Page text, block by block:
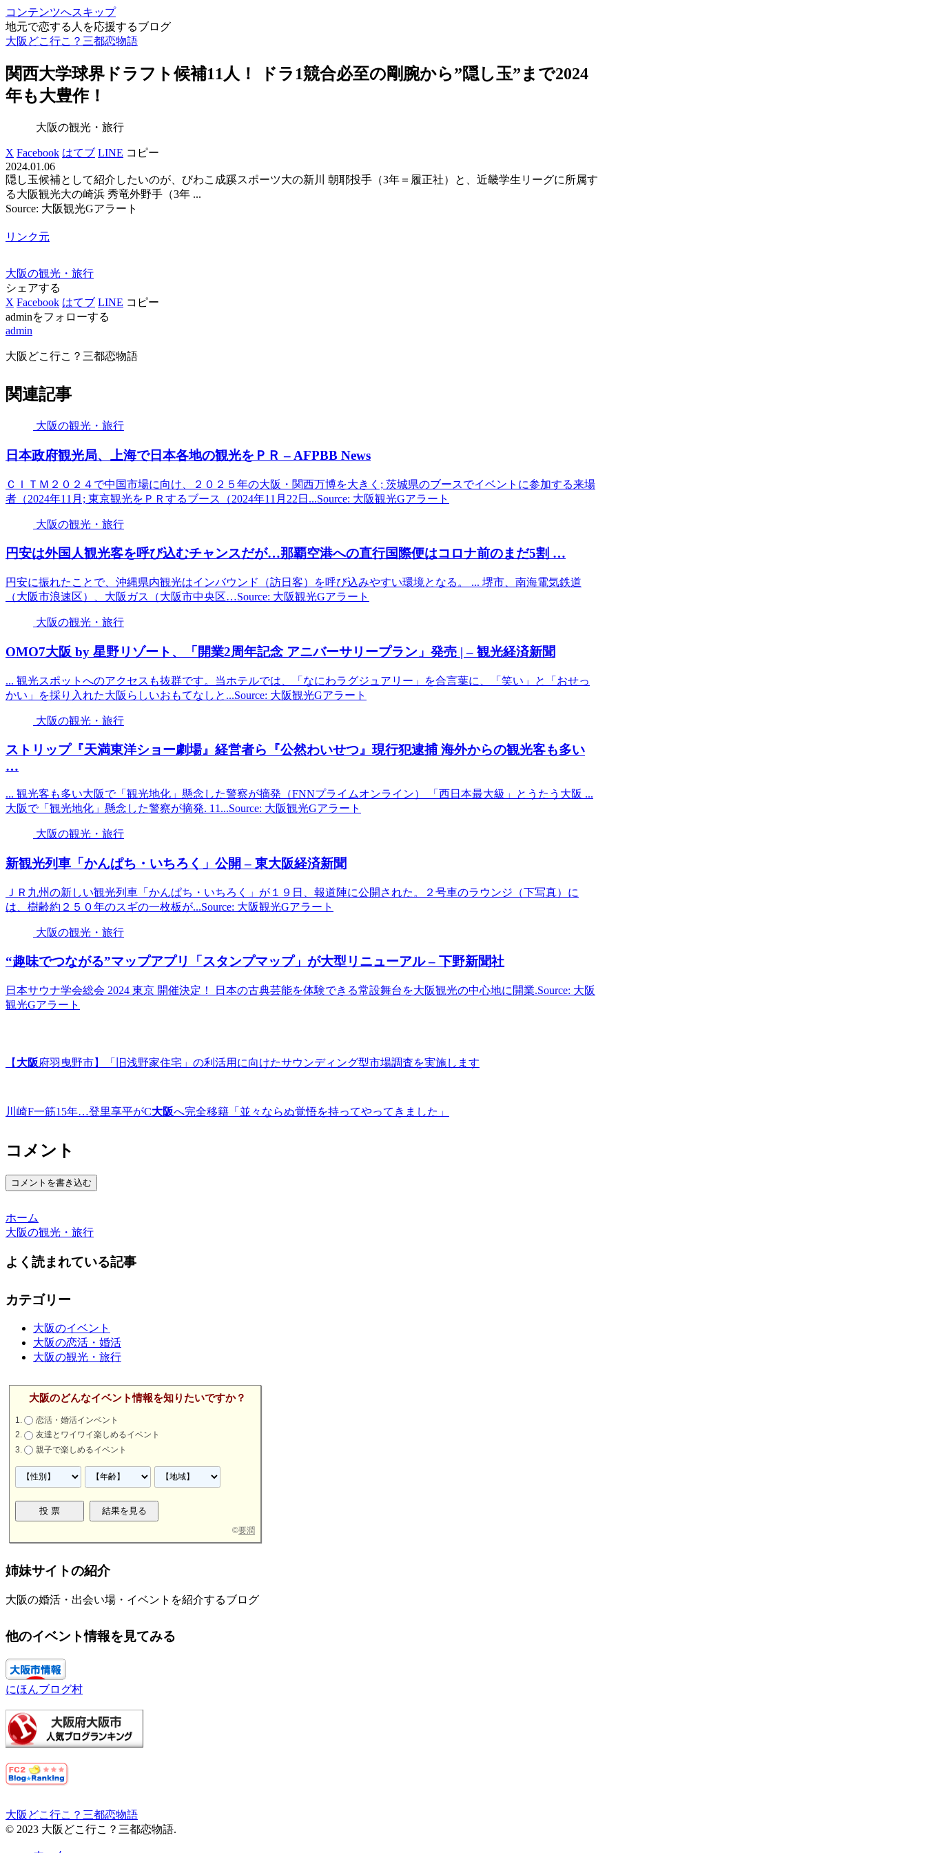
コンテンツへスキップ
地元で恋する人を応援するブログ
大阪どこ行こ？三都恋物語
関西大学球界ドラフト候補11人！ ドラ1競合必至の剛腕から”隠し玉”まで2024
年も大豊作！
大阪の観光・旅行
X Facebook はてブ LINE コピー
2024.01.06
隠し玉候補として紹介したいのが、びわこ成蹊スポーツ大の新川 朝耶投手（3年＝履正社）と、近畿学生リーグに所属す
る大阪観光大の崎浜 秀竜外野手（3年 ...
Source: 大阪観光Gアラート
リンク元
大阪の観光・旅行
シェアする
X Facebook はてブ LINE コピー
adminをフォローする
admin
大阪どこ行こ？三都恋物語
関連記事
大阪の観光・旅行
日本政府観光局、上海で日本各地の観光をＰＲ – AFPBB News
ＣＩＴＭ２０２４で中国市場に向け、２０２５年の大阪・関西万博を大きく; 茨城県のブースでイベントに参加する来場
者（2024年11月; 東京観光をＰＲするブース（2024年11月22日...Source: 大阪観光Gアラート
大阪の観光・旅行
円安は外国人観光客を呼び込むチャンスだが…那覇空港への直行国際便はコロナ前のまだ5割 …
円安に振れたことで、沖縄県内観光はインバウンド（訪日客）を呼び込みやすい環境となる。 ... 堺市、南海電気鉄道
（大阪市浪速区）、大阪ガス（大阪市中央区…Source: 大阪観光Gアラート
大阪の観光・旅行
OMO7大阪 by 星野リゾート、「開業2周年記念 アニバーサリープラン」発売 | – 観光経済新聞
... 観光スポットへのアクセスも抜群です。当ホテルでは、「なにわラグジュアリー」を合言葉に、「笑い」と「おせっ
かい」を採り入れた大阪らしいおもてなしと...Source: 大阪観光Gアラート
大阪の観光・旅行
ストリップ『天満東洋ショー劇場』経営者ら『公然わいせつ』現行犯逮捕 海外からの観光客も多い
…
... 観光客も多い大阪で「観光地化」懸念した警察が摘発（FNNプライムオンライン） 「西日本最大級」とうたう大阪 ...
大阪で「観光地化」懸念した警察が摘発. 11...Source: 大阪観光Gアラート
大阪の観光・旅行
新観光列車「かんぱち・いちろく」公開 – 東大阪経済新聞
ＪＲ九州の新しい観光列車「かんぱち・いちろく」が１９日、報道陣に公開された。２号車のラウンジ（下写真）に
は、樹齢約２５０年のスギの一枚板が...Source: 大阪観光Gアラート
大阪の観光・旅行
“趣味でつながる”マップアプリ「スタンプマップ」が大型リニューアル – 下野新聞社
日本サウナ学会総会 2024 東京 開催決定！ 日本の古典芸能を体験できる常設舞台を大阪観光の中心地に開業.Source: 大阪
観光Gアラート
【 大阪府羽曳野市】「旧浅野家住宅」の利活用に向けたサウンディング型市場調査を実施します
川崎F一筋15年…登里享平がC大阪へ完全移籍「並々ならぬ覚悟を持ってやってきました」
コメント
コメントを書き込む
ホーム
大阪の観光・旅行
よく読まれている記事
カテゴリー
大阪のイベント
大阪の恋活・婚活
大阪の観光・旅行
大阪のどんなイベント情報を知りたいですか？
恋活・婚活インベント
友達とワイワイ楽しめるイベント
親子で楽しめるイベント
©要潤
姉妹サイトの紹介
大阪の婚活・出会い場・イベントを紹介するブログ
他のイベント情報を見てみる
にほんブログ村
大阪どこ行こ？三都恋物語
© 2023 大阪どこ行こ？三都恋物語.